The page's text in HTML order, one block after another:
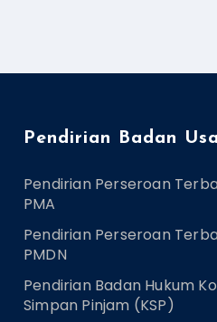
Pendirian Badan
Pendirian Perseroan
PMA
Pendirian Perseroan
PMDN
Pendirian Badan Hukum
Simpan Pinjam (KSP)